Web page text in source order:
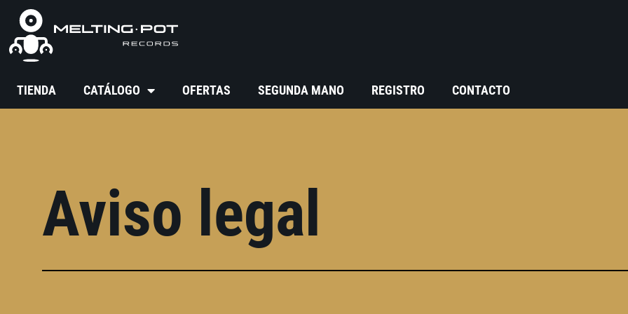
TIENDA CATÁLOGO OFERTAS SEGUNDA MANO REGISTRO CONTACTO
Aviso legal